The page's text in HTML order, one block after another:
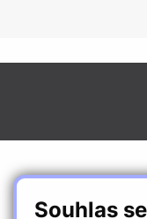
Souhlas